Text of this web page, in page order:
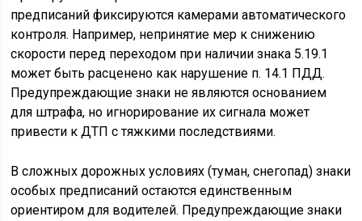
предписаний фиксируются камерами автоматического
контроля. Например, непринятие мер к снижению
скорости перед переходом при наличии знака 5.19.1
может быть расценено как нарушение п. 14.1 ПДД.
Предупреждающие знаки не являются основанием
для штрафа, но игнорирование их сигнала может
привести к ДТП с тяжкими последствиями.
В сложных дорожных условиях (туман, снегопад) знаки
особых предписаний остаются единственным
ориентиром для водителей. Предупреждающие знаки